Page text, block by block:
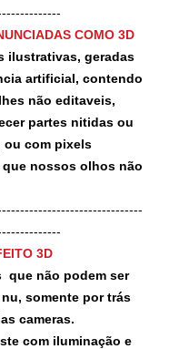
COMO 3D
ilustrativas, geradas
artificial, contendo
não editaveis,
partes nitidas ou
ou com pixels
nossos olhos não
3D
que não podem ser
somente por trás
cameras.
com iluminação e